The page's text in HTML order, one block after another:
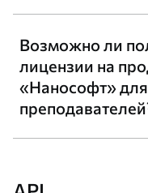
Возможно ли
лицензии на
«Нанософт» для